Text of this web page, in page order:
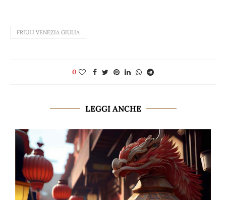
FRIULI VENEZIA GIULIA
0
LEGGI ANCHE